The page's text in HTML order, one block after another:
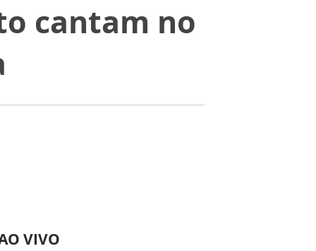
cantam no
VIVO